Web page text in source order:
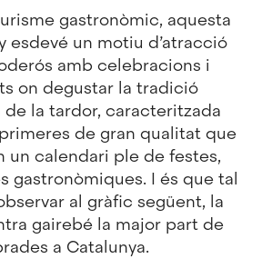
gastronòmic, aquesta
esdevé un motiu d’atracció
amb celebracions i
on degustar la tradició
la tardor, caracteritzada
de gran qualitat que
un calendari ple de festes,
gastronòmiques. I és que tal
al gràfic següent, la
gairebé la major part de
a Catalunya.